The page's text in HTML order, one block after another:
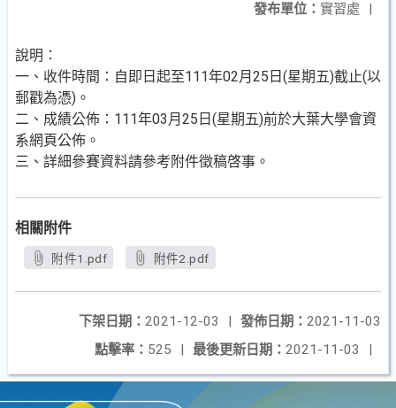
發布單位： 實習處 |
說明：
一、收件時間：自即日起至111年02月25日(星期五)截止(以
郵戳為憑)。
二、成績公佈：111年03月25日(星期五)前於大葉大學會資
系網頁公佈。
三、詳細參賽資料請參考附件徵稿啓事。
相關附件
附件1.pdf 附件2.pdf
發佈日期： 2021-11-03
下架日期： 2021-12-03
|
最後更新日期： 2021-11-03 |
點擊率： 525 |